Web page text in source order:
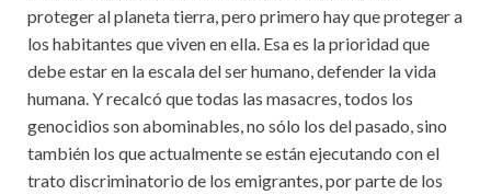
proteger al planeta tierra, pero primero hay que proteger a
los habitantes que viven en ella. Esa es la prioridad que
debe estar en la escala del ser humano, defender la vida
humana. Y recalcó que todas las masacres, todos los
genocidios son abominables, no sólo los del pasado, sino
también los que actualmente se están ejecutando con el
trato discriminatorio de los emigrantes, por parte de los